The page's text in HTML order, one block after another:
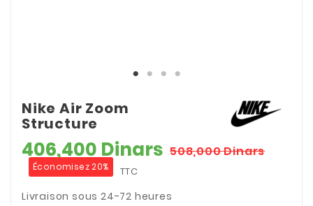
Nike Air Zoom
Structure
406,400 Dinars 508,000 Dinars
Économisez 20% TTC
Livraison sous 24-72 heures